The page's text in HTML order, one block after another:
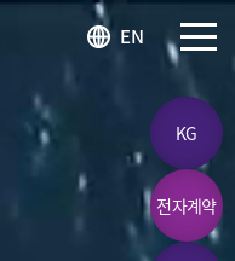
EN
KG
전자계약